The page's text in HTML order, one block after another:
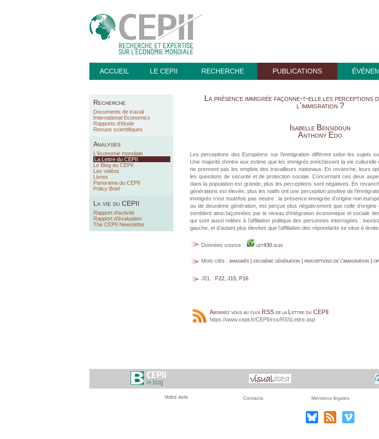
ACCUEIL LE CEPII RECHERCHE PUBLICATIONS
Recherche
Documents de travail
International Economics
Rapports d’étude
Revues scientifiques
Analyses
L'économie mondiale
La Lettre du CEPII
Le Blog du CEPII
Les vidéos
Livres
Panorama du CEPII
Policy Brief
La vie du CEPII
Rapport d'activité
Rapport d'évaluation
The CEPII Newsletter
La présence immigrée façonne-t-elle les perceptions
l’immigration ?
Isabelle Bensidoun
Anthony Edo
Les perceptions des Européens sur l’immigration diffèrent selon les sujets
Une majorité d’entre eux estime que les immigrés enrichissent la vie culturelle
ne prennent pas les emplois des travailleurs nationaux. En revanche, leurs
les questions de sécurité et de protection sociale. Concernant ces deux
dans la population est grande, plus les perceptions sont négatives. En
générations est élevée, plus les natifs ont une perception positive de
immigrés n’est toutefois pas neutre : la présence immigrée d’origine non
ou de deuxième génération, est perçue plus négativement que celle
semblent ainsi façonnées par le niveau d’intégration économique et sociale
qui sont aussi reliées à l’affiliation politique des personnes interrogées :
gauche, et d’autant plus élevées que l’affiliation des répondants se situe à droite
Données source : let430.xlsx
Mots-clés : immigrés | deuxième génération | perceptions de l'immigration |
JEL : F22, J15, P16
Abonnez vous au flux RSS de la Lettre du CEPII
https://www.cepii.fr/CEPII/rss/RSSLettre.asp
Votre avis Contacts Mentions légales